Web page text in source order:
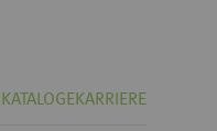
KATALOGEKARRIERE